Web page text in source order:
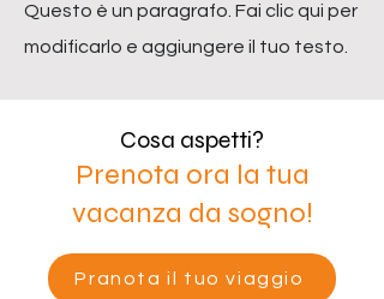
Questo è un paragrafo. Fai clic qui per
modificarlo e aggiungere il tuo testo.
Cosa aspetti?
Prenota ora la tua
vacanza da sogno!
Pranota il tuo viaggio